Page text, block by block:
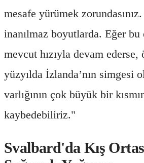
mesafe yürümek
inanılmaz boyutlarda. Eğer
mevcut hızıyla devam ederse,
yüzyılda İzlanda’nın simgesi
varlığının çok büyük bir
kaybedebiliriz."
Svalbard'da Kış